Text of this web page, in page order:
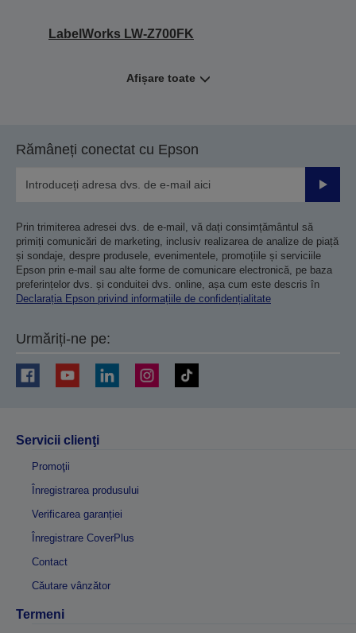
LabelWorks LW-Z700FK
Afișare toate
Rămâneți conectat cu Epson
Prin trimiterea adresei dvs. de e-mail, vă dați consimțământul să
primiți comunicări de marketing, inclusiv realizarea de analize de piață
și sondaje, despre produsele, evenimentele, promoțiile și serviciile
Epson prin e-mail sau alte forme de comunicare electronică, pe baza
preferințelor dvs. și conduitei dvs. online, așa cum este descris în
Declarația Epson privind informațiile de confidențialitate
Urmăriți-ne pe:
Servicii clienţi
Promoţii
Înregistrarea produsului
Verificarea garanției
Înregistrare CoverPlus
Contact
Căutare vânzător
Termeni